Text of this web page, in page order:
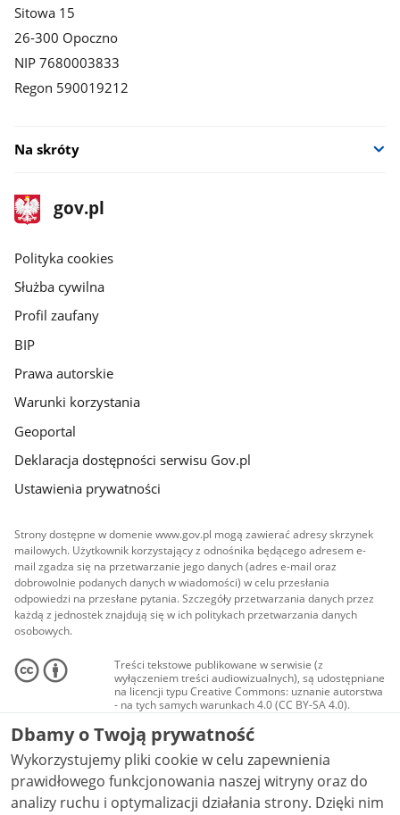
Sitowa 15
26-300 Opoczno
NIP 7680003833
Regon 590019212
Na skróty
stopka
gov.pl
Strona
gov.pl
gov.pl
Polityka cookies
Służba cywilna
Profil zaufany
BIP
Prawa autorskie
Warunki korzystania
Geoportal
Deklaracja dostępności serwisu Gov.pl
Ustawienia prywatności
Strony dostępne w domenie www.gov.pl mogą zawierać adresy skrzynek
mailowych. Użytkownik korzystający z odnośnika będącego adresem e-
mail zgadza się na przetwarzanie jego danych (adres e-mail oraz
dobrowolnie podanych danych w wiadomości) w celu przesłania
odpowiedzi na przesłane pytania. Szczegóły przetwarzania danych przez
każdą z jednostek znajdują się w ich politykach przetwarzania danych
osobowych.
Treści tekstowe publikowane w serwisie (z
wyłączeniem treści audiowizualnych), są udostępniane
na licencji typu Creative Commons: uznanie autorstwa
- na tych samych warunkach 4.0 (CC BY-SA 4.0).
Materiały audiowizualne, w tym zdjęcia, materiały
audio i wideo, są udostępniane na licencji typu
Creative Commons: uznanie autorstwa użycie
niekomercyjne - bez utworów zależnych 4.0 (CC BY-
NC-ND 4.0), o ile nie jest to stwierdzone inaczej.
Dbamy o Twoją prywatność
Wykorzystujemy pliki cookie w celu zapewnienia
prawidłowego funkcjonowania naszej witryny oraz do
analizy ruchu i optymalizacji działania strony. Dzięki nim